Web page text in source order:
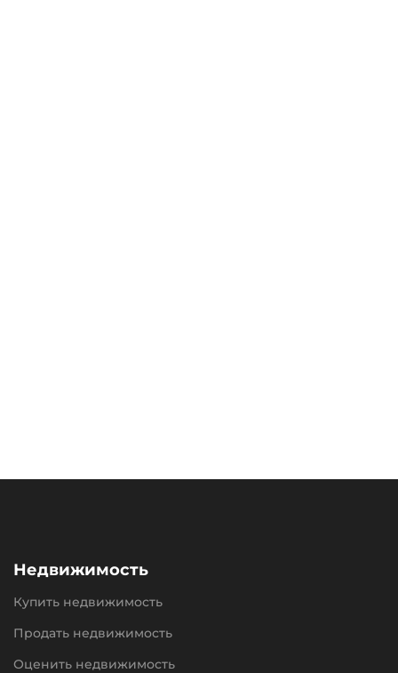
Недвижимость
Купить недвижимость
Продать недвижимость
Оценить недвижимость